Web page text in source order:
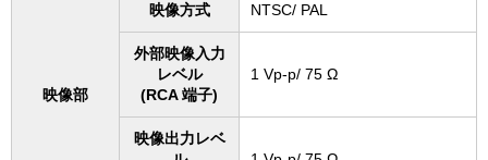
映像部
映像方式 NTSC/ PAL
外部映像入力
レベル
(RCA 端子)
1 Vp-p/ 75 Ω
映像出力レベ